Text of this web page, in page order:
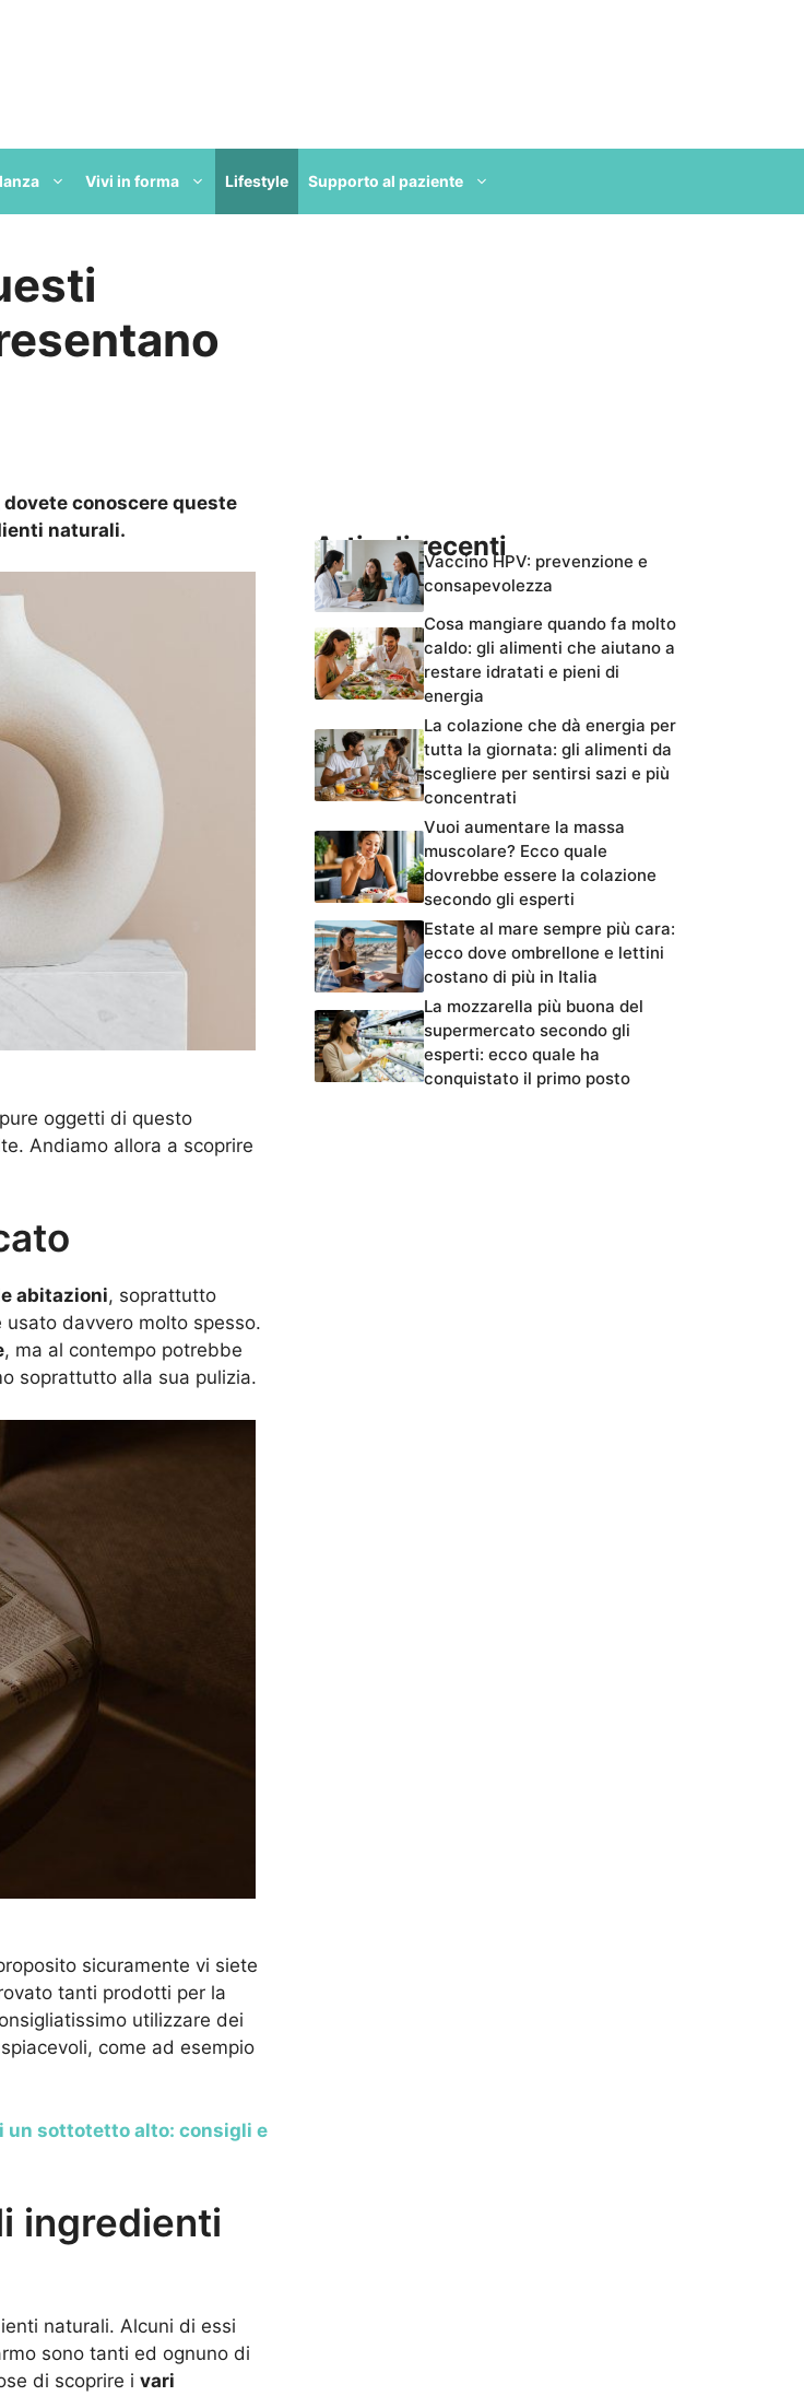
Vivi in forma Lifestyle Supporto al paziente
conoscere queste
naturali.
oggetti di questo
Andiamo allora a scoprire
abitazioni, soprattutto
davvero molto spesso.
, ma al contempo potrebbe
soprattutto alla sua pulizia.
sicuramente vi siete
tanti prodotti per la
utilizzare dei
come ad esempio
un sottotetto alto: consigli e
ingredienti
naturali. Alcuni di essi
sono tanti ed ognuno di
di scoprire i vari
Articoli recentiVaccino HPV: prevenzione e
consapevolezza
Cosa mangiare quando fa molto
caldo: gli alimenti che aiutano a
restare idratati e pieni di
energia
La colazione che dà energia per
tutta la giornata: gli alimenti da
scegliere per sentirsi sazi e più
concentrati
Vuoi aumentare la massa
muscolare? Ecco quale
dovrebbe essere la colazione
secondo gli esperti
Estate al mare sempre più cara:
ecco dove ombrellone e lettini
costano di più in Italia
La mozzarella più buona del
supermercato secondo gli
esperti: ecco quale ha
conquistato il primo posto